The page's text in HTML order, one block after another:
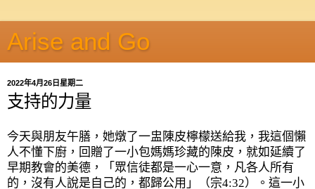
Arise and Go
2022年4月26日星期二
支持的力量
今天與朋友午膳，她燉了一盅陳皮檸檬送給我，我這個懶
人不懂下廚，回贈了一小包媽媽珍藏的陳皮，就如延續了
早期教會的美德，「眾信徒都是一心一意，凡各人所有
的，沒有人說是自己的，都歸公用」（宗4:32）。這一小